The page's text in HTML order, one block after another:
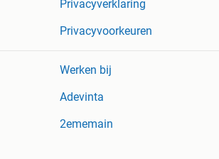
Privacyverklaring
Privacyvoorkeuren
Werken bij
Adevinta
2ememain